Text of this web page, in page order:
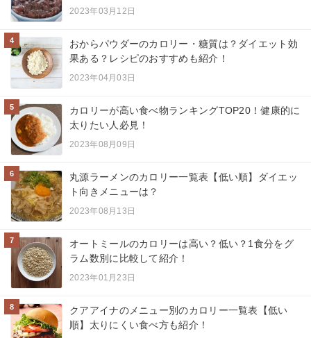
2023年03月12日
4
おからパウダーのカロリー・糖質は？ダイエット効
果ある？レシピのおすすめも紹介！
2023年04月03日
5
カロリーが高い食べ物ランキングTOP20！健康的に
太りたい人必見！
2023年08月09日
6
丸源ラーメンのカロリー一覧表【低い順】ダイエッ
ト向きメニューは？
2023年08月13日
7
オートミールのカロリーは高い？低い？1食分をグ
ラム数別に比較して紹介！
2023年01月23日
8
クアアイナのメニュー別のカロリー一覧表【低い
順】太りにくい食べ方も紹介！